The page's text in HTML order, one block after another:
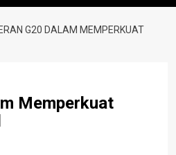
G20 DALAM MEMPERKUAT
Memperkuat